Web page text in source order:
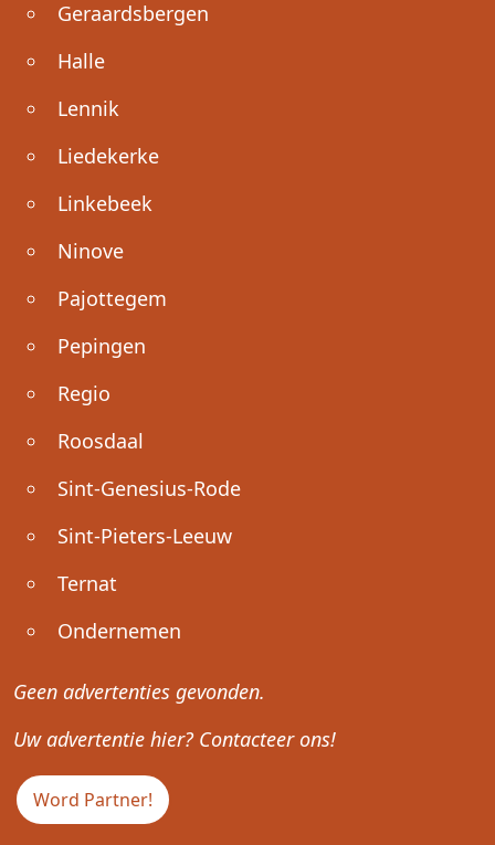
Geraardsbergen
Halle
Lennik
Liedekerke
Linkebeek
Ninove
Pajottegem
Pepingen
Regio
Roosdaal
Sint-Genesius-Rode
Sint-Pieters-Leeuw
Ternat
Ondernemen
Geen advertenties gevonden.
Uw advertentie hier? Contacteer ons!
Word Partner!